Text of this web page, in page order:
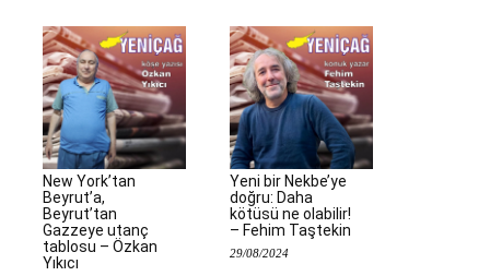
New York’tan
Beyrut’a,
Beyrut’tan
Gazzeye utanç
tablosu – Özkan
Yıkıcı
Yeni bir Nekbe’ye
doğru: Daha
kötüsü ne olabilir!
– Fehim Taştekin
29/08/2024